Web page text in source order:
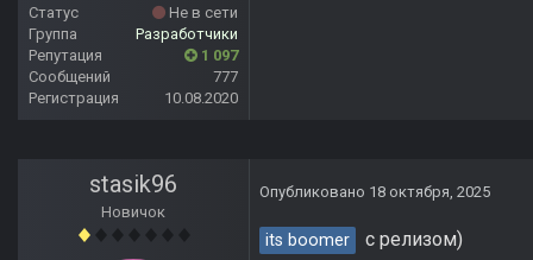
Статус
Не в сети
Группа
Разработчики
Репутация
1 097
Сообщений
777
Регистрация
10.08.2020
stasik96
Новичок
Опубликовано 18 октября, 2025
its boomer с релизом)